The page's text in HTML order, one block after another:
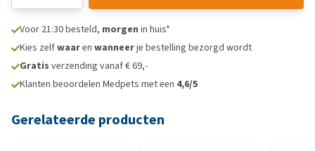
Voor 21:30 besteld, morgen in huis*
Kies zelfwaaren wanneerje bestelling bezorgd wordt
Gratis verzending vanaf € 69,-
Klanten beoordelen Medpets met een 4,6/5
Gerelateerde producten